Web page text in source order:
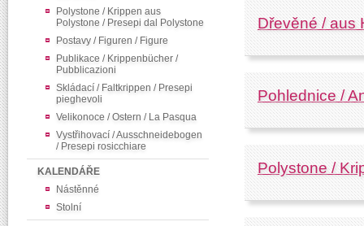
Polystone / Krippen aus
Polystone / Presepi dal Polystone
Postavy / Figuren / Figure
Publikace / Krippenbücher /
Pubblicazioni
Skládací / Faltkrippen / Presepi
pieghevoli
Velikonoce / Ostern / La Pasqua
Vystřihovací / Ausschneidebogen
/ Presepi rosicchiare
KALENDÁŘE
Nástěnné
Stolní
Dřevěné / aus
Pohlednice /
Polystone /